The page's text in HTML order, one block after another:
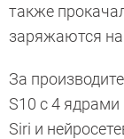
также
заряжаются на
За
S10 с 4
Siri и